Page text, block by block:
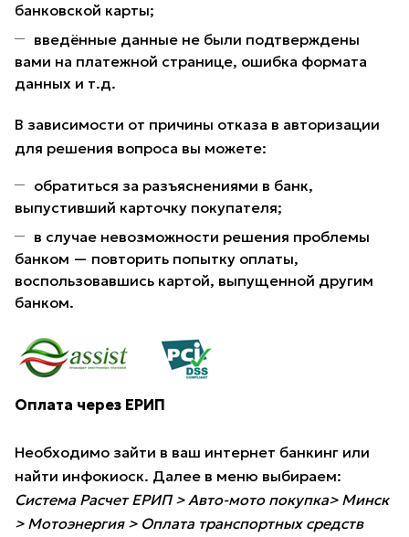
банковской карты;
введённые данные не были подтверждены
вами на платежной странице, ошибка формата
данных и т.д.
В зависимости от причины отказа в авторизации
для решения вопроса вы можете:
обратиться за разъяснениями в банк,
выпустивший карточку покупателя;
в случае невозможности решения проблемы
банком — повторить попытку оплаты,
воспользовавшись картой, выпущенной другим
банком.
Оплата через ЕРИП
Необходимо зайти в ваш интернет банкинг или
найти инфокиоск. Далее в меню выбираем:
Система Расчет ЕРИП > Авто-мото покупка> Минск
> Мотоэнергия > Оплата транспортных средств